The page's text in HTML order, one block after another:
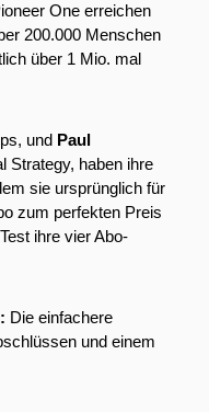
One erreichen
200.000 Menschen
über 1 Mio. mal
und Paul
Strategy, haben ihre
sie ursprünglich für
zum perfekten Preis
ihre vier Abo-
Die einfachere
und einem